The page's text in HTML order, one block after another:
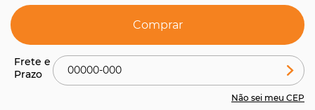
Comprar
Não sei meu CEP